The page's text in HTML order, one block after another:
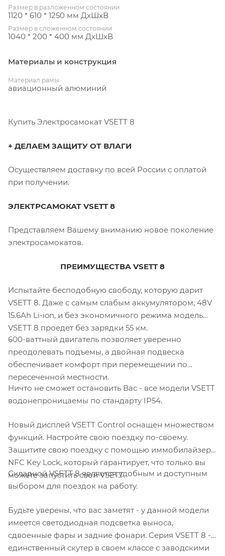
Размер в разложенном состоянии
1120 * 610 * 1250 мм ДхШхВ
Размер в сложенном состоянии
1040 * 200 * 400 мм ДхШхВ
Материалы и конструкция
Материал рамы
авиационный алюминий
Купить Электросамокат VSETT 8
+ ДЕЛАЕМ ЗАЩИТУ ОТ ВЛАГИ
Осуществляем доставку по всей России с оплатой
при получении.
ЭЛЕКТРСАМОКАТ VSETT 8
Представляем Вашему вниманию новое поколение
электросамокатов.
ПРЕИМУЩЕСТВА VSETT 8
Испытайте бесподобную свободу, которую дарит
VSETT 8. Даже с самым слабым аккумулятором, 48V
15.6Ah Li-ion, и без экономичного режима модель
VSETT 8 проедет без зарядки 55 км.
600-ваттный двигатель позволяет уверенно
преодолевать подъемы, а двойная подвеска
обеспечивает комфорт при перемещении по
пересеченной местности.
Ничто не сможет остановить Вас - все модели VSETT
водонепроницаемы по стандарту IP54.
Новый дисплей VSETT Control оснащен множеством
функций. Настройте свою поездку по-своему.
Защитите свою поездку с помощью иммобилайзера
NFC Key Lock, который гарантирует, что только вы
можете запустить свой VSETT.
Складной VSETT 8 является удобным и доступным
выбором для поездок на работу.
Будьте уверены, что вас заметят - у данной модели
имеется светодиодная подсветка выноса,
сдвоенные фары и задние фонари. Серия VSETT 8 -
единственный скутер в своем классе с заводскими